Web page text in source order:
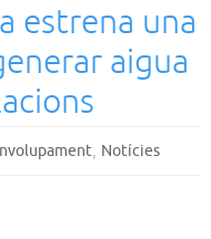
estrena una
aigua
, Notícies